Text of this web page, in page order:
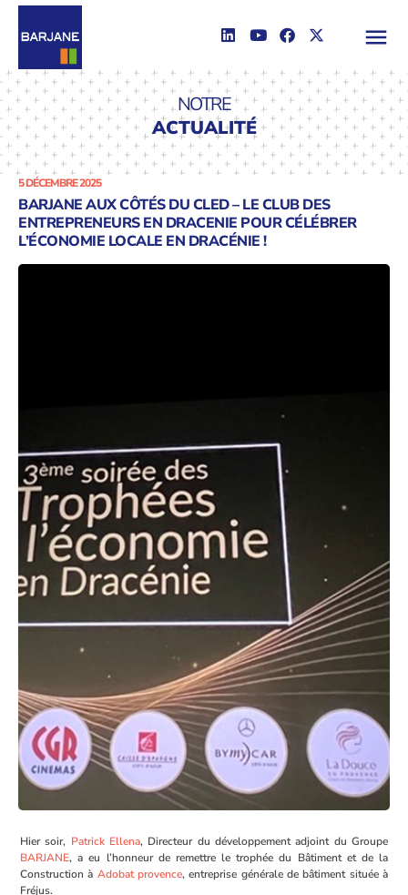
NOTRE
ACTUALITÉ
5 DÉCEMBRE 2025
BARJANE AUX CÔTÉS DU CLED – LE CLUB DES
ENTREPRENEURS EN DRACENIE POUR CÉLÉBRER
L’ÉCONOMIE LOCALE EN DRACÉNIE !
Hier soir, Patrick Ellena, Directeur du développement adjoint du Groupe
BARJANE, a eu l’honneur de remettre le trophée du Bâtiment et de la
Construction à Adobat provence, entreprise générale de bâtiment située à
Fréjus.